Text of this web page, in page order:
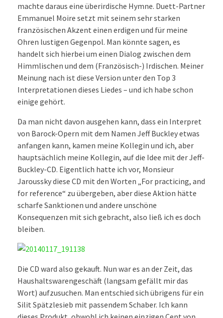
machte daraus eine überirdische Hymne. Duett-Partner
Emmanuel Moire setzt mit seinem sehr starken
französischen Akzent einen erdigen und für meine
Ohren lustigen Gegenpol. Man könnte sagen, es
handelt sich hierbei um einen Dialog zwischen dem
Himmlischen und dem (Französisch-) Irdischen. Meiner
Meinung nach ist diese Version unter den Top 3
Interpretationen dieses Liedes – und ich habe schon
einige gehört.
Da man nicht davon ausgehen kann, dass ein Interpret
von Barock-Opern mit dem Namen Jeff Buckley etwas
anfangen kann, kamen meine Kollegin und ich, aber
hauptsächlich meine Kollegin, auf die Idee mit der Jeff-
Buckley-CD. Eigentlich hatte ich vor, Monsieur
Jaroussky diese CD mit den Worten „For practicing, and
for reference“ zu übergeben, aber diese Aktion hätte
scharfe Sanktionen und andere unschöne
Konsequenzen mit sich gebracht, also ließ ich es doch
bleiben.
Die CD ward also gekauft. Nun war es an der Zeit, das
Haushaltswarengeschäft (langsam gefällt mir das
Wort) aufzusuchen. Man entschied sich übrigens für ein
Silit Spätzlesieb mit passendem Schaber. Ich kann